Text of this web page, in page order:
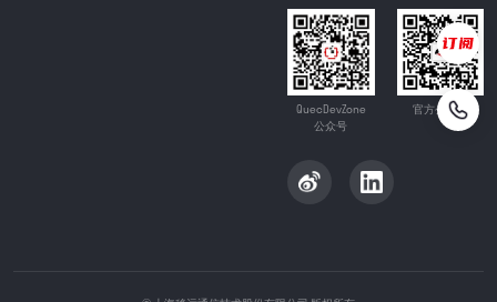
QuecDevZone
公众号
官方公众号